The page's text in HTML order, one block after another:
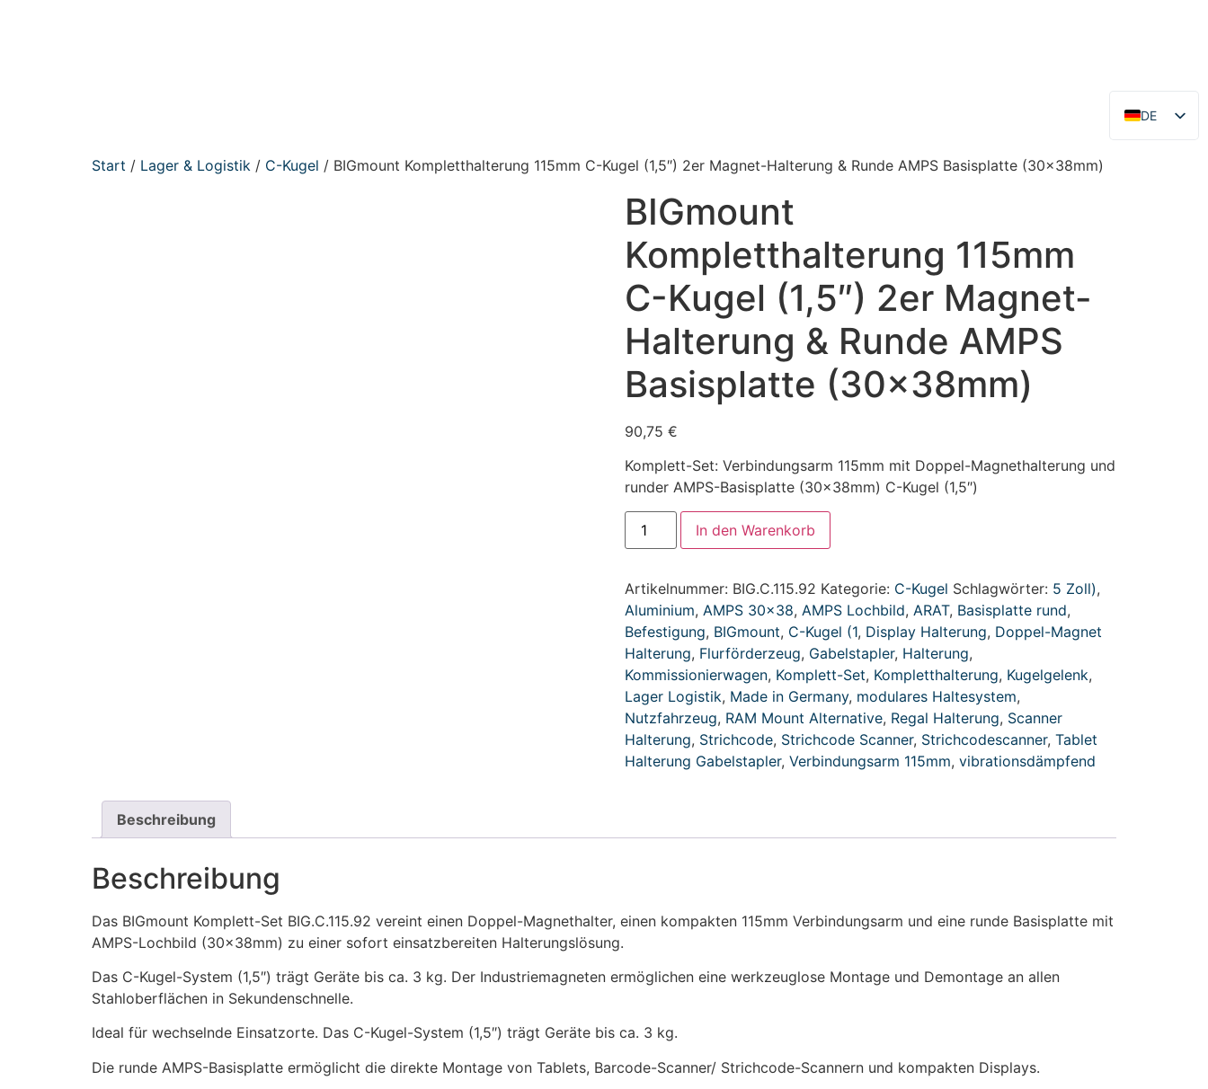
DE
EN
Start / Lager & Logistik / C-Kugel / BIGmount Kompletthalterung 115mm C-Kugel (1,5″) 2er Magnet-Halterung & Runde AMPS Basisplatte (30x38mm)
BIGmount
Kompletthalterung 115mm
C-Kugel (1,5″) 2er Magnet-
Halterung & Runde AMPS
Basisplatte (30x38mm)
90,75 €
Komplett-Set: Verbindungsarm 115mm mit Doppel-Magnethalterung und
runder AMPS-Basisplatte (30x38mm) C-Kugel (1,5″)
In den Warenkorb
Artikelnummer: BIG.C.115.92 Kategorie: C-Kugel Schlagwörter: 5 Zoll),
Aluminium, AMPS 30x38, AMPS Lochbild, ARAT, Basisplatte rund,
Befestigung, BIGmount, C-Kugel (1, Display Halterung, Doppel-Magnet
Halterung, Flurförderzeug, Gabelstapler, Halterung,
Kommissionierwagen, Komplett-Set, Kompletthalterung, Kugelgelenk,
Lager Logistik, Made in Germany, modulares Haltesystem,
Nutzfahrzeug, RAM Mount Alternative, Regal Halterung, Scanner
Halterung, Strichcode, Strichcode Scanner, Strichcodescanner, Tablet
Halterung Gabelstapler, Verbindungsarm 115mm, vibrationsdämpfend
Beschreibung
Beschreibung
Das BIGmount Komplett-Set BIG.C.115.92 vereint einen Doppel-Magnethalter, einen kompakten 115mm Verbindungsarm und eine runde Basisplatte mit
AMPS-Lochbild (30x38mm) zu einer sofort einsatzbereiten Halterungslösung.
Das C-Kugel-System (1,5″) trägt Geräte bis ca. 3 kg. Der Industriemagneten ermöglichen eine werkzeuglose Montage und Demontage an allen
Stahloberflächen in Sekundenschnelle.
Ideal für wechselnde Einsatzorte. Das C-Kugel-System (1,5″) trägt Geräte bis ca. 3 kg.
Die runde AMPS-Basisplatte ermöglicht die direkte Montage von Tablets, Barcode-Scanner/ Strichcode-Scannern und kompakten Displays.